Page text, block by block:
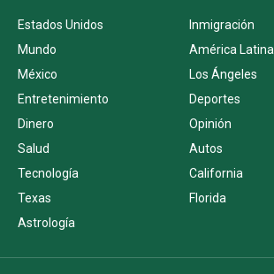
Estados Unidos
Inmigración
Mundo
América Latina
México
Los Ángeles
Entretenimiento
Deportes
Dinero
Opinión
Salud
Autos
Tecnología
California
Texas
Florida
Astrología